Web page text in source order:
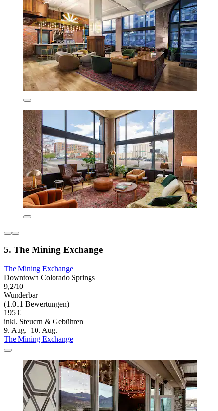
5. The Mining Exchange
The Mining Exchange
Downtown Colorado Springs
9,2/10
Wunderbar
(1.011 Bewertungen)
195 €
inkl. Steuern & Gebühren
9. Aug.–10. Aug.
The Mining Exchange